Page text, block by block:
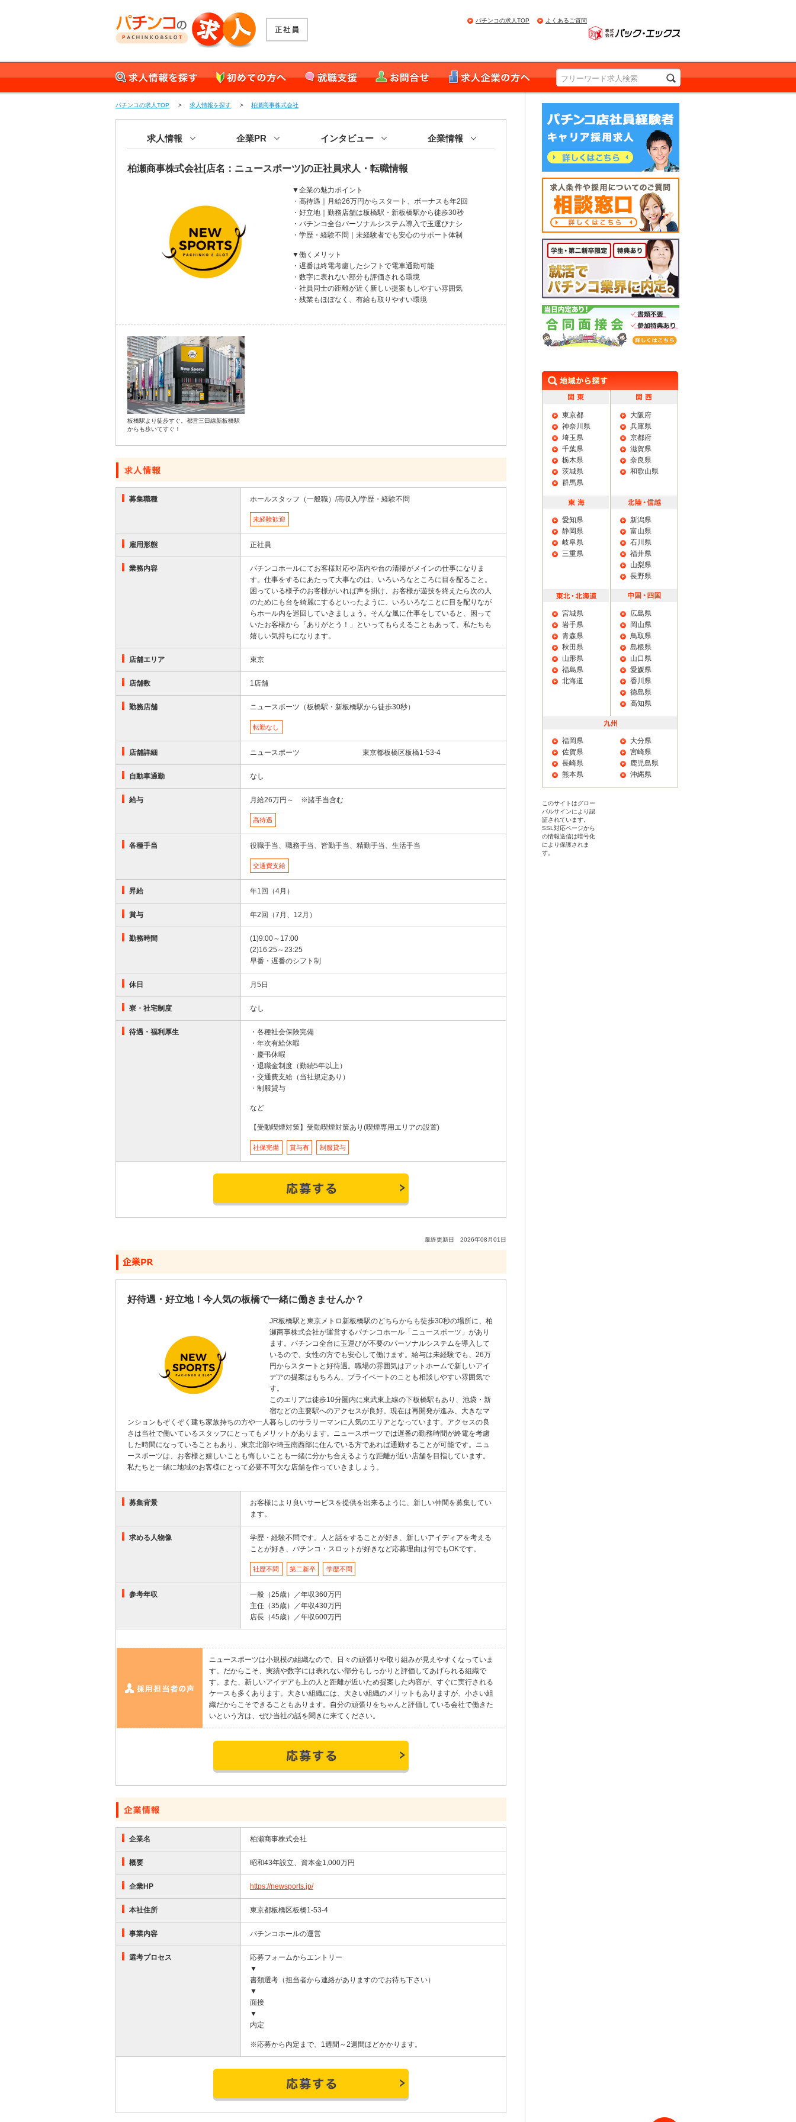
パチンコの求人TOP よくあるご質問
パチンコの求人TOP > 求人情報を探す > 柏瀬商事株式会社
求人情報 企業PR インタビュー 企業情報
柏瀬商事株式会社[店名：ニュースポーツ]の正社員求人・転職情報
▼企業の魅力ポイント
・高待遇｜月給26万円からスタート、ボーナスも年2回
・好立地｜勤務店舗は板橋駅・新板橋駅から徒歩30秒
・パチンコ全台パーソナルシステム導入で玉運びナシ
・学歴・経験不問｜未経験者でも安心のサポート体制
▼働くメリット
・遅番は終電考慮したシフトで電車通勤可能
・数字に表れない部分も評価される環境
・社員同士の距離が近く新しい提案もしやすい雰囲気
・残業もほぼなく、有給も取りやすい環境
板橋駅より徒歩すぐ。都営三田線新板橋駅
からも歩いてすぐ！
募集職種 ホールスタッフ（一般職）/高収入/学歴・経験不問
未経験歓迎
雇用形態 正社員
業務内容
パチンコホールにてお客様対応や店内や台の清掃がメインの仕事になりま
す。仕事をするにあたって大事なのは、いろいろなところに目を配ること。
困っている様子のお客様がいれば声を掛け、お客様が遊技を終えたら次の人
のためにも台を綺麗にするといったように、いろいろなことに目を配りなが
らホール内を巡回していきましょう。そんな風に仕事をしていると、困って
いたお客様から「ありがとう！」といってもらえることもあって、私たちも
嬉しい気持ちになります。
店舗エリア 東京
店舗数 1店舗
勤務店舗 ニュースポーツ（板橋駅・新板橋駅から徒歩30秒）
転勤なし
店舗詳細 ニュースポーツ 東京都板橋区板橋1-53-4
自動車通勤 なし
給与 月給26万円～ ※諸手当含む
高待遇
各種手当 役職手当、職務手当、皆勤手当、精勤手当、生活手当
交通費支給
昇給 年1回（4月）
賞与 年2回（7月、12月）
勤務時間
(1)9:00～17:00
(2)16:25～23:25
早番・遅番のシフト制
休日 月5日
寮・社宅制度 なし
待遇・福利厚生
・各種社会保険完備
・年次有給休暇
・慶弔休暇
・退職金制度（勤続5年以上）
・交通費支給（当社規定あり）
・制服貸与
など
【受動喫煙対策】受動喫煙対策あり(喫煙専用エリアの設置)
社保完備 賞与有 制服貸与
最終更新日 2026年08月01日
好待遇・好立地！今人気の板橋で一緒に働きませんか？
JR板橋駅と東京メトロ新板橋駅のどちらからも徒歩30秒の場所に、柏
瀬商事株式会社が運営するパチンコホール「ニュースポーツ」があり
ます。パチンコ全台に玉運びが不要のパーソナルシステムを導入して
いるので、女性の方でも安心して働けます。給与は未経験でも、26万
円からスタートと好待遇。職場の雰囲気はアットホームで新しいアイ
デアの提案はもちろん、プライベートのことも相談しやすい雰囲気で
す。
このエリアは徒歩10分圏内に東武東上線の下板橋駅もあり、池袋・新
宿などの主要駅へのアクセスが良好。現在は再開発が進み、大きなマ
ンションもぞくぞく建ち家族持ちの方や一人暮らしのサラリーマンに人気のエリアとなっています。アクセスの良
さは当社で働いているスタッフにとってもメリットがあります。ニュースポーツでは遅番の勤務時間が終電を考慮
した時間になっていることもあり、東京北部や埼玉南西部に住んでいる方であれば通勤することが可能です。ニュ
ースポーツは、お客様と嬉しいことも悔しいことも一緒に分かち合えるような距離が近い店舗を目指しています。
私たちと一緒に地域のお客様にとって必要不可欠な店舗を作っていきましょう。
募集背景
お客様により良いサービスを提供を出来るように、新しい仲間を募集してい
ます。
求める人物像
学歴・経験不問です。人と話をすることが好き、新しいアイディアを考える
ことが好き、パチンコ・スロットが好きなど応募理由は何でもOKです。
社歴不問 第二新卒 学歴不問
参考年収
一般（25歳）／年収360万円
主任（35歳）／年収430万円
店長（45歳）／年収600万円
ニュースポーツは小規模の組織なので、日々の頑張りや取り組みが見えやすくなっていま
す。だからこそ、実績や数字には表れない部分もしっかりと評価してあげられる組織で
す。また、新しいアイデアも上の人と距離が近いため提案した内容が、すぐに実行される
ケースも多くあります。大きい組織には、大きい組織のメリットもありますが、小さい組
織だからこそできることもあります。自分の頑張りをちゃんと評価している会社で働きた
いという方は、ぜひ当社の話を聞きに来てください。
企業名 柏瀬商事株式会社
概要 昭和43年設立、資本金1,000万円
企業HP https://newsports.jp/
本社住所 東京都板橋区板橋1-53-4
事業内容 パチンコホールの運営
選考プロセス
応募フォームからエントリー
▼
書類選考（担当者から連絡がありますのでお待ち下さい）
▼
面接
▼
内定
※応募から内定まで、1週間～2週間ほどかかります。
パチンコ店社員経験者の方 詳しくはこちら
求人条件や採用についてのご質問 相談窓口
詳しくはこちら
学生限定 特典あり 就活でパチンコ業界に
内定。
東京都
神奈川県
埼玉県
千葉県
栃木県
茨城県
群馬県
大阪府
兵庫県
京都府
滋賀県
奈良県
和歌山県
愛知県
静岡県
岐阜県
三重県
新潟県
富山県
石川県
福井県
山梨県
長野県
宮城県
岩手県
青森県
秋田県
山形県
福島県
北海道
広島県
岡山県
鳥取県
島根県
山口県
愛媛県
香川県
徳島県
高知県
福岡県
佐賀県
長崎県
熊本県
大分県
宮崎県
鹿児島県
沖縄県
このサイトはグロー
バルサインにより認
証されています。
SSL対応ページから
の情報送信は暗号化
により保護されま
す。